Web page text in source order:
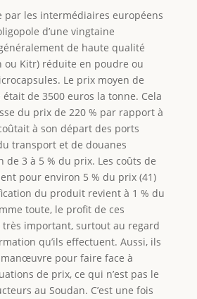
par les intermédiaires européens
d’une vingtaine
de haute qualité
ou Kitr) réduite en poudre ou
Le prix moyen de
de 3500 euros la tonne. Cela
du prix de 220 % par rapport à
à son départ des ports
transport et de douanes
de 3 à 5 % du prix. Les coûts de
pour environ 5 % du prix (41)
du produit revient à 1 % du
toute, le profit de ces
important, surtout au regard
qu’ils effectuent. Aussi, ils
pour faire face à
de prix, ce qui n’est pas le
au Soudan. C’est une fois